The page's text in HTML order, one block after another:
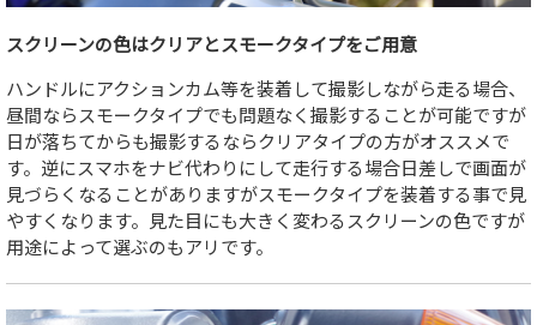
スクリーンの色はクリアとスモークタイプをご用意
ハンドルにアクションカム等を装着して撮影しながら走る場合、
昼間ならスモークタイプでも問題なく撮影することが可能ですが
日が落ちてからも撮影するならクリアタイプの方がオススメで
す。逆にスマホをナビ代わりにして走行する場合日差しで画面が
見づらくなることがありますがスモークタイプを装着する事で見
やすくなります。見た目にも大きく変わるスクリーンの色ですが
用途によって選ぶのもアリです。